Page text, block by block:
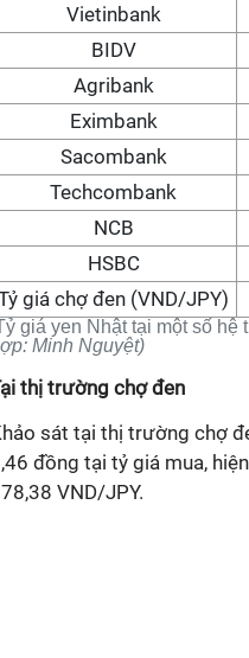
giá yen Nhật tại một số
Minh Nguyệt)
Vietinbank
BIDV
Agribank
Eximbank
Sacombank
Techcombank
NCB
HSBC
giá chợ đen (VND/JPY)
thị trường chợ đen
sát tại thị trường chợ
đồng tại tỷ giá mua,
VND/JPY.